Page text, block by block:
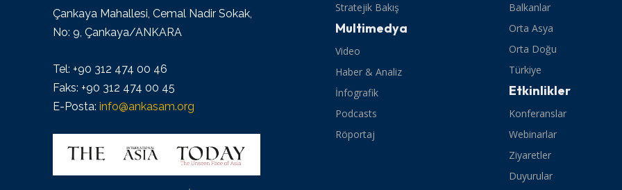
Çankaya Mahallesi, Cemal Nadir Sokak,
No: 9, Çankaya/ANKARA
Tel: +90 312 474 00 46
Faks: +90 312 474 00 45
E-Posta: info@ankasam.org
Stratejik Bakış
Multimedya
Video
Haber & Analiz
İnfografik
Podcasts
Röportaj
Balkanlar
Orta Asya
Orta Doğu
Türkiye
Etkinlikler
Konferanslar
Webinarlar
Ziyaretler
Duyurular